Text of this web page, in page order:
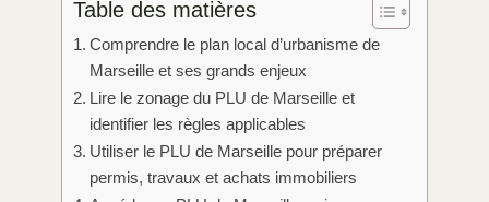
Table des matières
Comprendre le plan local d’urbanisme de
Marseille et ses grands enjeux
Lire le zonage du PLU de Marseille et
identifier les règles applicables
Utiliser le PLU de Marseille pour préparer
permis, travaux et achats immobiliers